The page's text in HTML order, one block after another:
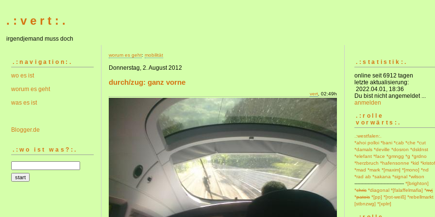
. : v e r t : .
irgendjemand muss doch
.:navigation:.
wo es ist
worum es geht
was es ist
Blogger.de
.:wo ist was?:.
worum es geht: mobilität
Donnerstag, 2. August 2012
durch/zug: ganz vorne
vert , 02:49h
.:statistik:.
online seit 6912 tagen
letzte aktualisierung:
2022.04.01, 18:36
Du bist nicht angemeldet ...
anmelden
.:rolle
vorwärts:.
.:westfalen:.
*ahoi polloi *bani *cab *che *cut
*damals *deville *dosron *dsldnst
*elefant *face *gmngg *g *grdno
*herzbruch *hafensonne *kid *kristof
*mad *mark *[maxim] *[mono] *nd
*rad ab *sakana *signal *wilson
---------------------------------- *[brighton]
*chris *diagonal *[falaffelmafia] *nvj
*patois *[pp] *[rot-weiß] *rebellmarkt
[stbnzwg] *[xplrr]